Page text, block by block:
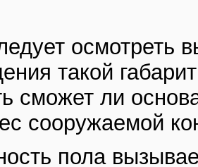
осмотреть
такой
сможет ли
сооружаемой
пола